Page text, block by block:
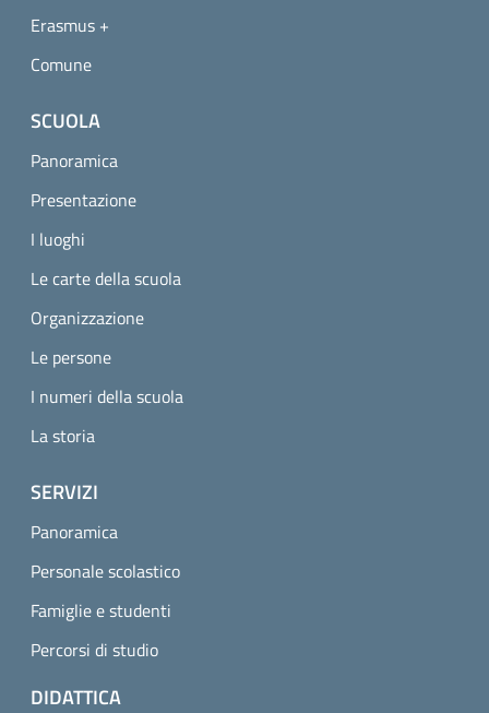
Erasmus +
Comune
SCUOLA
Panoramica
Presentazione
I luoghi
Le carte della scuola
Organizzazione
Le persone
I numeri della scuola
La storia
SERVIZI
Panoramica
Personale scolastico
Famiglie e studenti
Percorsi di studio
DIDATTICA